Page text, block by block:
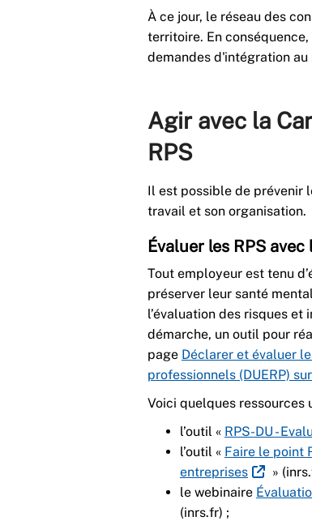
À ce jour, le réseau des
territoire. En
demandes d'intégration au
Agir avec la
RPS
Il est possible de prévenir
travail et son organisation.
Évaluer les RPS
Tout employeur est tenu
préserver leur santé
l’évaluation des risques et
démarche, un outil pour
page Déclarer et évaluer
professionnels (DUERP)
Voici quelques
l’outil « RPS-DU -
l’outil « Faire le point
entreprises
»
le webinaire
(inrs.fr) ;